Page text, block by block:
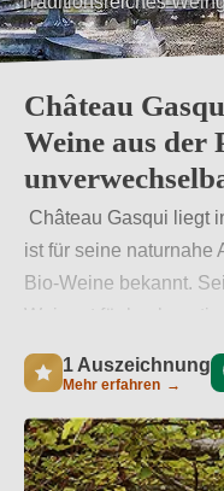
Château
Weine aus der
Château Gasqui liegt
ist für seine naturnahe
Bio-Weine bekannt.
Weingut für
des biodynamischen
unterstreicht dieser
Weinguts das
Qualität. Weiterlesen
1 Auszeichnung
Mehr erfahren →